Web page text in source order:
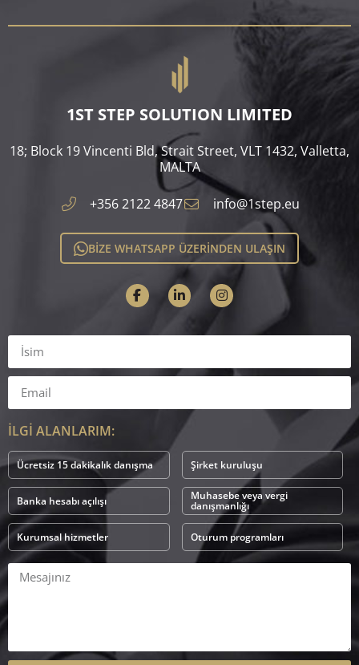
1ST STEP SOLUTION LIMITED
18; Block 19 Vincenti Bld, Strait Street, VLT 1432, Valletta,
MALTA​
+356 2122 4847 info@1step.eu
BİZE WHATSAPP ÜZERİNDEN ULAŞIN
İLGİ ALANLARIM:
Ücretsiz 15 dakikalık danışma Şirket kuruluşu
Banka hesabı açılışı Muhasebe veya vergi
danışmanlığı
Kurumsal hizmetler Oturum programları